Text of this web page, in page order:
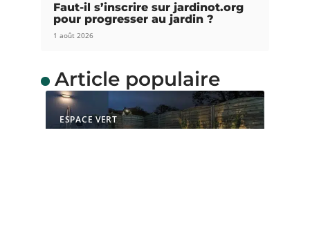
Faut-il s’inscrire sur jardinot.org
pour progresser au jardin ?
1 août 2026
Article populaire
ESPACE VERT